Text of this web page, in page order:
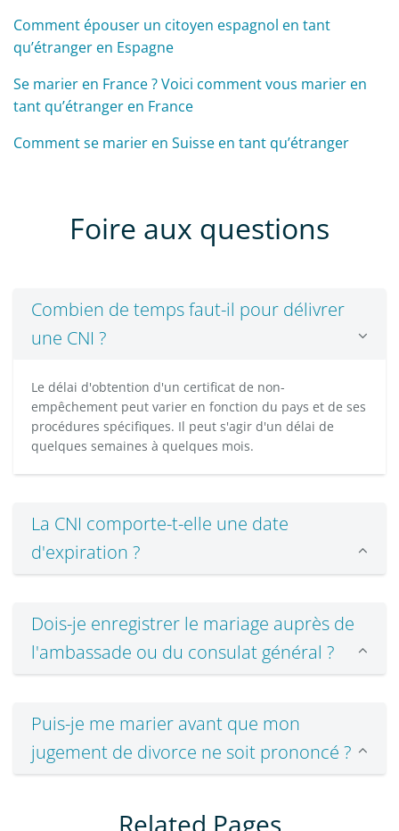
Comment épouser un citoyen espagnol en tant
qu’étranger en Espagne
Se marier en France ? Voici comment vous marier en
tant qu’étranger en France
Comment se marier en Suisse en tant qu’étranger
Foire aux questions
Combien de temps faut-il pour délivrer
une CNI ?
Le délai d'obtention d'un certificat de non-
empêchement peut varier en fonction du pays et de ses
procédures spécifiques. Il peut s'agir d'un délai de
quelques semaines à quelques mois.
La CNI comporte-t-elle une date
d'expiration ?
Dois-je enregistrer le mariage auprès de
l'ambassade ou du consulat général ?
Puis-je me marier avant que mon
jugement de divorce ne soit prononcé ?